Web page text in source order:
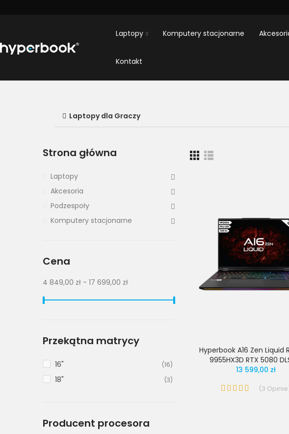
Laptopy Komputery stacjonarne
Kontakt
Laptopy dla Graczy
Hyperbook A16 Zen Liquid
9955HX3D RTX 5080
13 599,00 zł
(3 Opinie
Strona główna
Laptopy
Akcesoria
Podzespoły
Komputery stacjonarne
Cena
4 849,00 zł - 17 699,00 zł
Przekątna matrycy
16" (16)
18" (3)
Producent procesora